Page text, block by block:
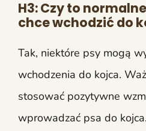
H3: Czy to
chce wchodzić do
Tak, niektóre psy mogą
wchodzenia do kojca.
stosować pozytywne
wprowadzać psa do